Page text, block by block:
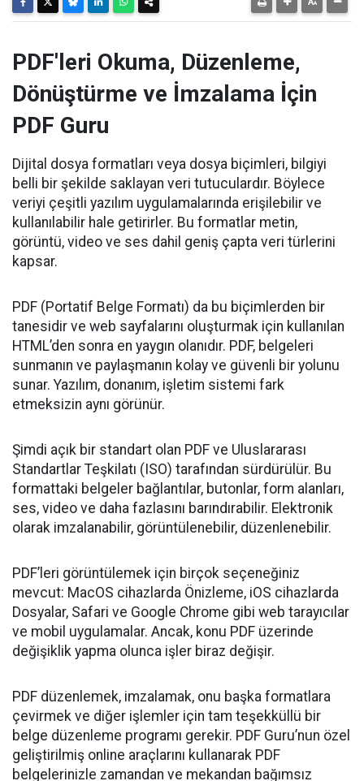
PDF'leri Okuma, Düzenleme,
Dönüştürme ve İmzalama İçin
PDF Guru
Dijital dosya formatları veya dosya biçimleri, bilgiyi
belli bir şekilde saklayan veri tutuculardır. Böylece
veriyi çeşitli yazılım uygulamalarında erişilebilir ve
kullanılabilir hale getirirler. Bu formatlar metin,
görüntü, video ve ses dahil geniş çapta veri türlerini
kapsar.
PDF (Portatif Belge Formatı) da bu biçimlerden bir
tanesidir ve web sayfalarını oluşturmak için kullanılan
HTML’den sonra en yaygın olanıdır. PDF, belgeleri
sunmanın ve paylaşmanın kolay ve güvenli bir yolunu
sunar. Yazılım, donanım, işletim sistemi fark
etmeksizin aynı görünür.
Şimdi açık bir standart olan PDF ve Uluslararası
Standartlar Teşkilatı (ISO) tarafından sürdürülür. Bu
formattaki belgeler bağlantılar, butonlar, form alanları,
ses, video ve daha fazlasını barındırabilir. Elektronik
olarak imzalanabilir, görüntülenebilir, düzenlenebilir.
PDF’leri görüntülemek için birçok seçeneğiniz
mevcut: MacOS cihazlarda Önizleme, iOS cihazlarda
Dosyalar, Safari ve Google Chrome gibi web tarayıcılar
ve mobil uygulamalar. Ancak, konu PDF üzerinde
değişiklik yapma olunca işler biraz değişir.
PDF düzenlemek, imzalamak, onu başka formatlara
çevirmek ve diğer işlemler için tam teşekküllü bir
belge düzenleme programı gerekir. PDF Guru’nun özel
geliştirilmiş online araçlarını kullanarak PDF
belgelerinizle zamandan ve mekandan bağımsız